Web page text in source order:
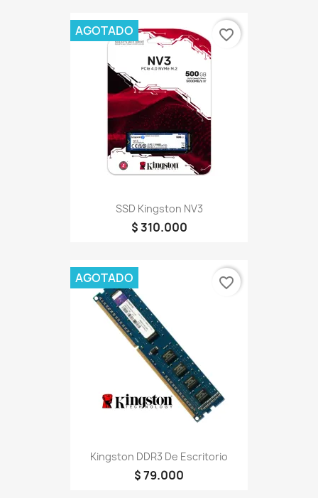
SSD Kingston NV3
$ 310.000
AGOTADO favorite_border
Kingston DDR3 De Escritorio
$ 79.000
AGOTADO favorite_border